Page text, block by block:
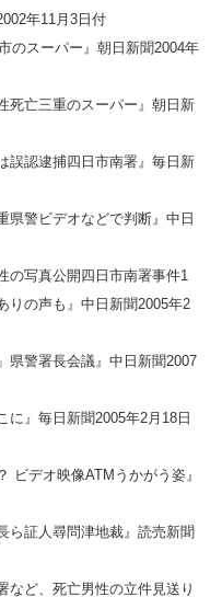
年11月3日付
のスーパー』朝日新聞2004年
死亡三重のスーパー』朝日新
誤認逮捕四日市南署』毎日新
県警ビデオなどで判断』中日
の写真公開四日市南署事件1
りの声も』中日新聞2005年2
県警署長会議』中日新聞2007
に』毎日新聞2005年2月18日
ビデオ映像ATMうかがう姿』
ら証人尋問津地裁』読売新聞
など、死亡男性の立件見送り